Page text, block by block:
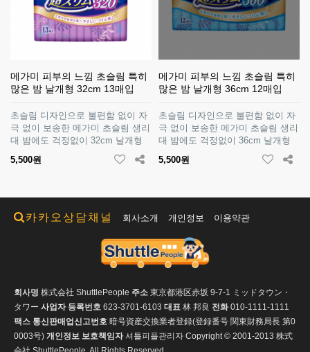
메가미 피부의 느낌 초슬림 특히
많은 밤 날개형 32cm 13매입
초슬림 디자인으로 불편함 없이 자
극 없이 보송한 메가미 초슬림 생리
대 밤에도 걱정없이 32cm 날개형
5,500원
메가미 피부의 느낌 초슬림 특히
많은 밤 날개형 36cm 12매입
초슬림 디자인으로 불편함 없이 자
극 없이 보송한 메가미 초슬림 생리
대 밤에도 걱정없이 36cm 날개형
5,500원
카카오상담채널 회사소개 개인정보 이용약관
회사명 株式会社 ShuttlePeople 주소 東京都港区赤坂 9-7-1 ミッドタウン・
タワー 사업자 등록번호 623-3701-6103 대표 林 邦良 전화010-1111-1111
팩스 통신판매업신고번호 暗号資産交換業者登録(登録番号 関東財務局長 第0
0003号) 개인정보 보호책임자셔틀피플관리자 Copyright © 2001-2013 株式